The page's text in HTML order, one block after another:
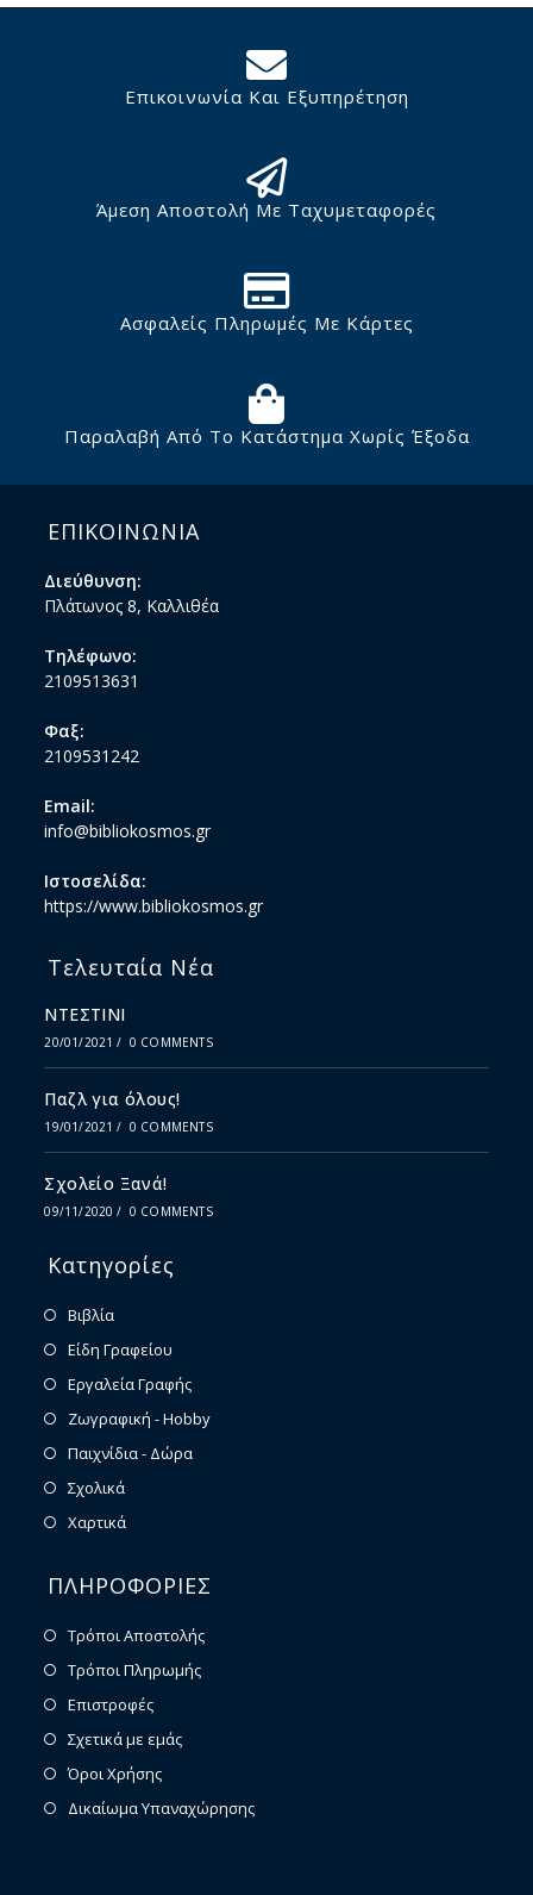
Επικοινωνία Και Εξυπηρέτηση
Άμεση Αποστολή Με Ταχυμεταφορές
Ασφαλείς Πληρωμές Με Κάρτες
Παραλαβή Από Το Κατάστημα Χωρίς Έξοδα
ΕΠΙΚΟΙΝΩΝΙΑ
Διεύθυνση:
Πλάτωνος 8, Καλλιθέα
Τηλέφωνο:
2109513631
Φαξ:
2109531242
Email:
info@bibliokosmos.gr
Ιστοσελίδα:
https://www.bibliokosmos.gr
Τελευταία Νέα
ΝΤΕΣΤΙΝΙ
20/01/2021 / 0 COMMENTS
Παζλ για όλους!
19/01/2021 / 0 COMMENTS
Σχολείο Ξανά!
09/11/2020 / 0 COMMENTS
Κατηγορίες
Βιβλία
Είδη Γραφείου
Εργαλεία Γραφής
Ζωγραφική - Hobby
Παιχνίδια - Δώρα
Σχολικά
Χαρτικά
ΠΛΗΡΟΦΟΡΙΕΣ
Τρόποι Αποστολής
Τρόποι Πληρωμής
Επιστροφές
Σχετικά με εμάς
Όροι Χρήσης
Δικαίωμα Υπαναχώρησης